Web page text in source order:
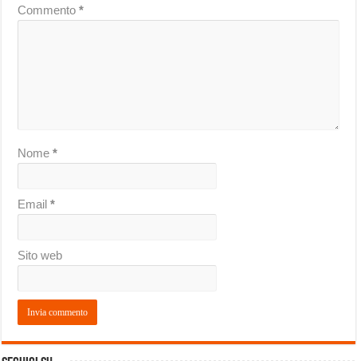
Commento*
Nome*
Email*
Sito web